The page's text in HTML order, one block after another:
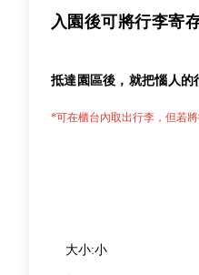
入園後可將行李寄
抵達園區後，就把惱人
*可在櫃台內取出行李，但若
大小:小